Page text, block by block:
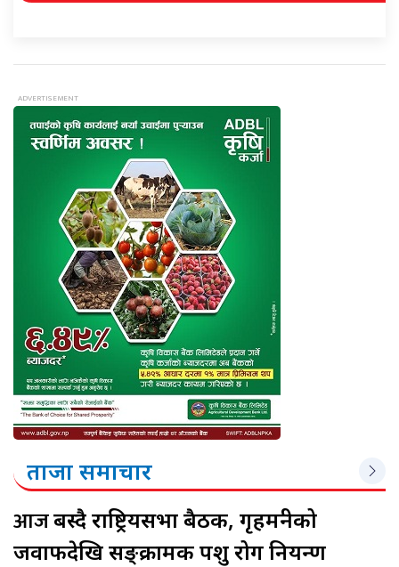
ताजा समाचार
आजबस्दै राष्ट्रियसभा बैठक, गृहमन्त्रीको
जवाफदेखि सङ्क्रामक पशु रोग नियन्त्रण